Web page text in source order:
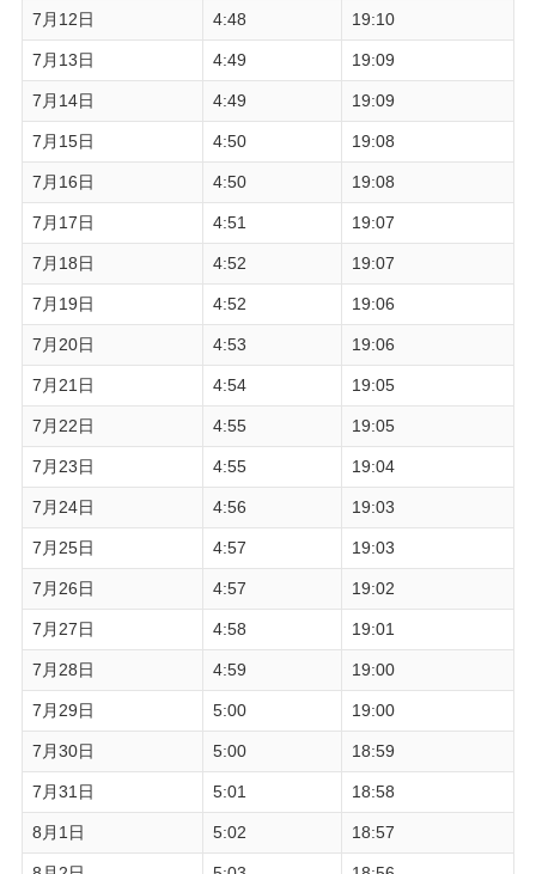
7月12日 4:48 19:10
7月13日 4:49 19:09
7月14日 4:49 19:09
7月15日 4:50 19:08
7月16日 4:50 19:08
7月17日 4:51 19:07
7月18日 4:52 19:07
7月19日 4:52 19:06
7月20日 4:53 19:06
7月21日 4:54 19:05
7月22日 4:55 19:05
7月23日 4:55 19:04
7月24日 4:56 19:03
7月25日 4:57 19:03
7月26日 4:57 19:02
7月27日 4:58 19:01
7月28日 4:59 19:00
7月29日 5:00 19:00
7月30日 5:00 18:59
7月31日 5:01 18:58
8月1日 5:02 18:57